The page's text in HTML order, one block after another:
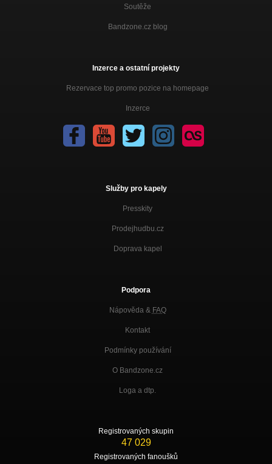
Soutěže
Bandzone.cz blog
Inzerce a ostatní projekty
Rezervace top promo pozice na homepage
Inzerce
Služby pro kapely
Presskity
Prodejhudbu.cz
Doprava kapel
Podpora
Nápověda & FAQ
Kontakt
Podmínky používání
O Bandzone.cz
Loga a dtp.
Registrovaných skupin
47 029
Registrovaných fanoušků